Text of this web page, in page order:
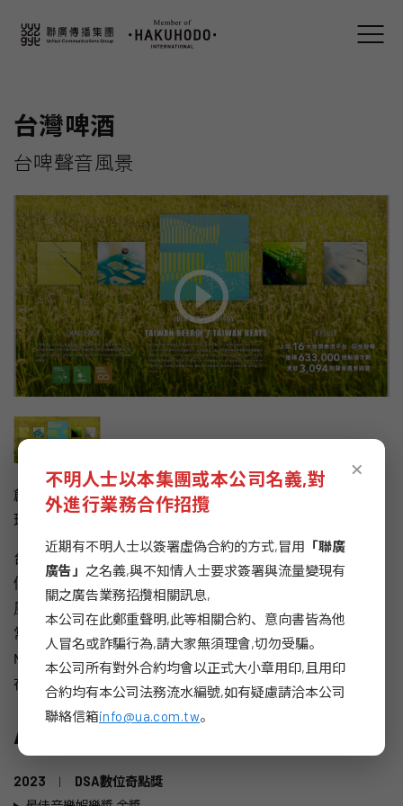
台灣啤酒
台啤聲音風景
創立超過百年，回收酒瓶、收購在地農作、支持台灣籃
球。
台灣啤酒持續不間斷的永續行動就像日常，可以追溯到上
個世紀卻無人注意。實地採集永續聲音，建構「台啤聲音
風景」，將稻田間、籃球場、酒瓶回收廠中台啤的ESG日
常，譜成生活感的樂章。同時比照專輯發行，同步推出
MV、花絮、上架16大音樂串流。讓永續的風景，隨時存
在耳邊，更存在人們的腦海裡。
Awards
2023 |
DSA數位奇點獎
×
不明人士以本集團或本公司名義,對
外進行業務合作招攬
近期有不明人士以簽署虛偽合約的方式,冒用 「聯廣
廣告」 之名義,與不知情人士要求簽署與流量變現有
關之廣告業務招攬相關訊息,
本公司在此鄭重聲明,此等相關合約、意向書皆為他
人冒名或詐騙行為,請大家無須理會,切勿受騙。
本公司所有對外合約均會以正式大小章用印,且用印
合約均有本公司法務流水編號,如有疑慮請洽本公司
聯絡信箱info@ua.com.tw。